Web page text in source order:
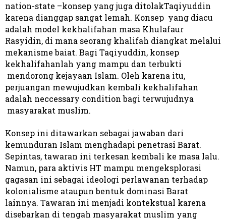
nation-state –konsep yang juga ditolakTaqiyuddin
karena dianggap sangat lemah. Konsep yang diacu
adalah model kekhalifahan masa Khulafaur
Rasyidin, di mana seorang khalifah diangkat melalui
mekanisme baiat. Bagi Taqiyuddin, konsep
kekhalifahanlah yang mampu dan terbukti
mendorong kejayaan Islam. Oleh karena itu,
perjuangan mewujudkan kembali kekhalifahan
adalah neccessary condition bagi terwujudnya
masyarakat muslim.
Konsep ini ditawarkan sebagai jawaban dari
kemunduran Islam menghadapi penetrasi Barat.
Sepintas, tawaran ini terkesan kembali ke masa lalu.
Namun, para aktivis HT mampu mengeksplorasi
gagasan ini sebagai ideologi perlawanan terhadap
kolonialisme ataupun bentuk dominasi Barat
lainnya. Tawaran ini menjadi kontekstual karena
disebarkan di tengah masyarakat muslim yang